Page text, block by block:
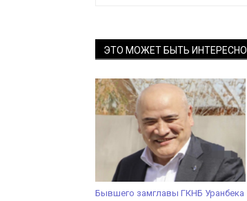
ЭТО МОЖЕТ БЫТЬ ИНТЕРЕСНО
Бывшего замглавы ГКНБ Уранбека